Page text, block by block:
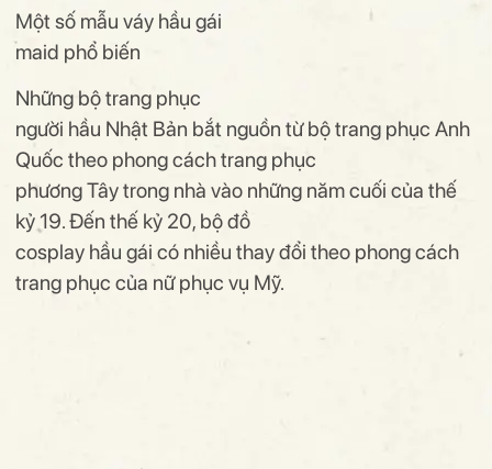
Một số mẫu váy hầu gái
maid phổ biến
Những bộ trang phục
người hầu Nhật Bản bắt nguồn từ bộ trang phục Anh
Quốc theo phong cách trang phục
phương Tây trong nhà vào những năm cuối của thế
kỷ 19. Đến thế kỷ 20, bộ đồ
cosplay hầu gái có nhiều thay đổi theo phong cách
trang phục của nữ phục vụ Mỹ.